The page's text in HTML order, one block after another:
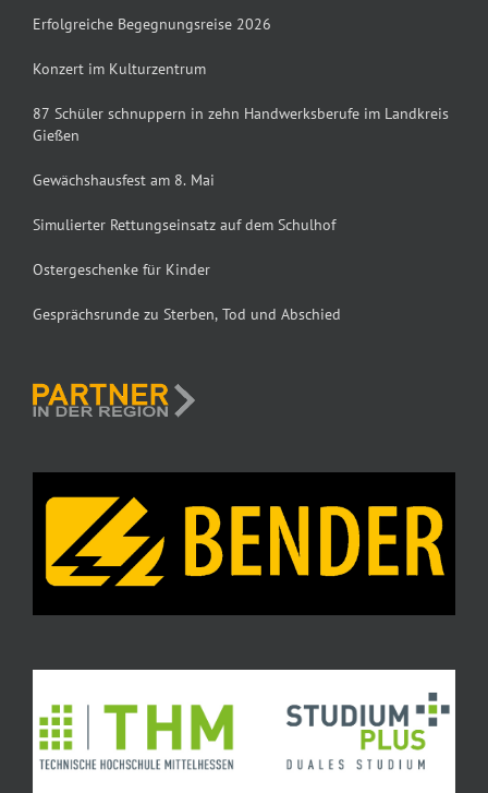
Erfolgreiche Begegnungsreise 2026
Konzert im Kulturzentrum
87 Schüler schnuppern in zehn Handwerksberufe im Landkreis
Gießen
Gewächshausfest am 8. Mai
Simulierter Rettungseinsatz auf dem Schulhof
Ostergeschenke für Kinder
Gesprächsrunde zu Sterben, Tod und Abschied